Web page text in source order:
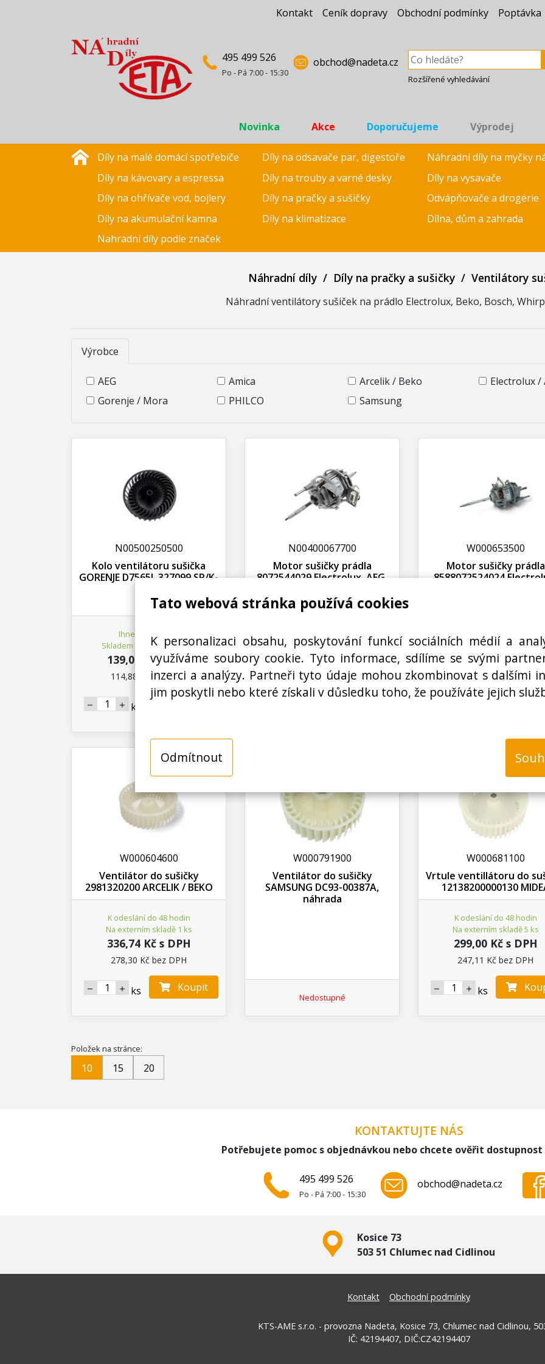
Tato webová stránka používá cookies
K personalizaci obsahu, poskytování funkcí sociálních médií a
využíváme soubory cookie. Tyto informace, sdílíme se svými
inzerci a analýzy. Partneři tyto údaje mohou zkombinovat s dalšími
jim poskytli nebo které získali v důsledku toho, že používáte jejich
Odmítnout
Kontakt Ceník dopravy Obchodní podmínky Poptávka
495 499 526
Po - Pá 7:00 - 15:30
obchod@nadeta.cz
Rozšířené vyhledávání
Novinka Akce Doporučujeme Výprodej
Díly na malé domácí spotřebiče Díly na odsavače par, digestoře Náhradní díly na myčky
Díly na kávovary a espressa
Díly na trouby a varné desky Díly na vysavače
Díly na ohřívače vod, bojlery
Díly na pračky a sušičky Odvápňovače a drogérie
Díly na akumulační kamna
Díly na klimatizace Dílna, dům a zahrada
Nahradní díly podle značek
Náhradní díly/ Díly na pračky a sušičky/ Ventilátory
Náhradní ventilátory sušiček na prádlo Electrolux, Beko, Bosch,
Výrobce
AEG Amica Arcelik / Beko
Electrolux /
Gorenje / Mora
PHILCO Samsung
N00500250500
Kolo ventilátoru sušička
GORENJE D7565J, 327099 SP/K-
Ihned k odeslání
Skladem na prodejně 1 ks
139,00 Kč s DPH
114,88 Kč bez DPH
ks Koupit
N00400067700
Motor sušičky prádla
8072544029 Electrolux, AEG,
Na objednávku
není skladem
! Termín na dotaz !
3470,00 Kč s DPH
2867,77 Kč bez DPH
W000653500
Motor sušičky prádla
8588072524024
Ihned k odeslání
Skladem na prodejně 1 ks
2265,47 Kč s DPH
1872,29 Kč bez DPH
W000604600
Ventilátor do sušičky
2981320200 ARCELIK / BEKO
K odeslání do 48 hodin
Na externím skladě 1 ks
336,74 Kč s DPH
278,30 Kč bez DPH
ks Koupit
W000791900
Ventilátor do sušičky
SAMSUNG DC93-00387A,
náhrada
Nedostupné
W000681100
Vrtule ventillátoru do
12138200000130
K odeslání do 48 hodin
Na externím skladě 5 ks
299,00 Kč s DPH
247,11 Kč bez DPH
ks
Položek na stránce:
10 15 20
KONTAKTUJTE NÁS
Potřebujete pomoc s objednávkou nebo chcete ověřit
495 499 526
Po - Pá 7:00 - 15:30
obchod@nadeta.cz
Kosice 73
503 51 Chlumec nad Cidlinou
Kontakt Obchodní podmínky
KTS-AME s.r.o. - provozna Nadeta, Kosice 73, Chlumec nad Cidlinou,
IČ: 42194407, DIČ:CZ42194407